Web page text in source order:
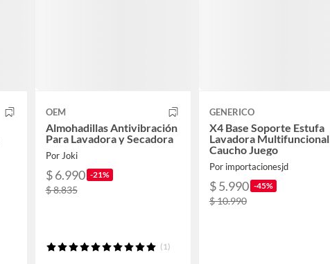
OEM
Almohadillas Antivibración
Para Lavadora y Secadora
Por Joki
$ 6.990 -21%
$ 8.835
(1)
GENERICO
X4 Base Soporte Estufa
Lavadora Multifuncional
Caucho Juego
Por importacionesjd
$ 5.990 -45%
$ 10.990